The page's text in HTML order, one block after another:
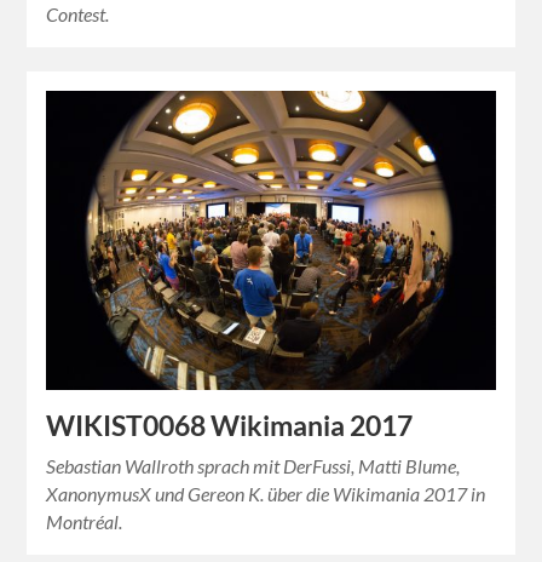
Contest.
WIKIST0068 Wikimania 2017
Sebastian Wallroth sprach mit DerFussi, Matti Blume,
XanonymusX und Gereon K. über die Wikimania 2017 in
Montréal.